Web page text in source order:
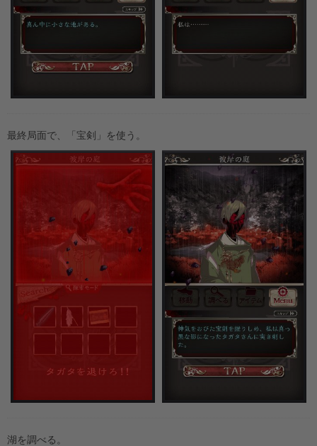
最終局面で、「宝剣」を使う。
湖を調べる。